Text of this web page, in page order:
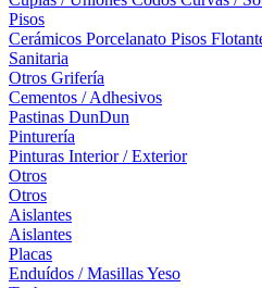
Pisos
Cerámicos Porcelanato Pisos
Sanitaria
Otros Grifería
Cementos / Adhesivos
Pastinas DunDun
Pinturería
Pinturas Interior / Exterior
Otros
Otros
Aislantes
Aislantes
Placas
Enduídos / MasillasYeso